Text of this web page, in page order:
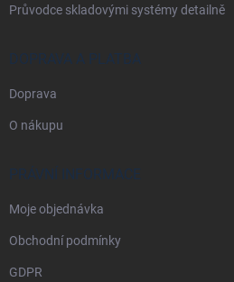
Průvodce skladovými systémy detailně
DOPRAVA A PLATBA
Doprava
O nákupu
PRÁVNÍ INFORMACE
Moje objednávka
Obchodní podmínky
GDPR